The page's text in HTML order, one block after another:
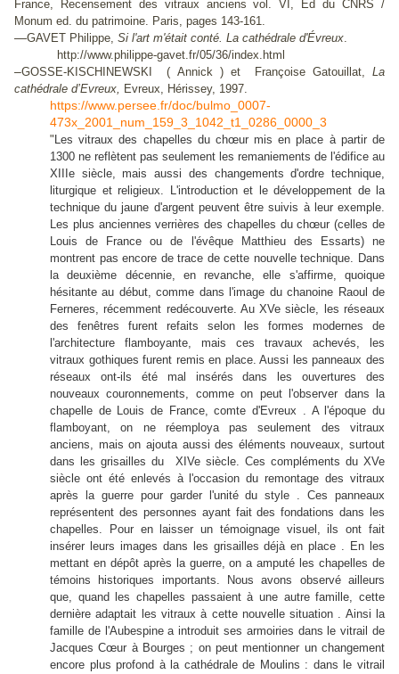
France, Recensement des vitraux anciens vol. VI, Ed du CNRS /
Monum ed. du patrimoine. Paris, pages 143-161.
—GAVET Philippe, Si l'art m'était conté. La cathédrale d'Évreux.
http://www.philippe-gavet.fr/05/36/index.html
–GOSSE-KISCHINEWSKI ( Annick ) et Françoise Gatouillat, La
cathédrale d’Evreux, Evreux, Hérissey, 1997.
https://www.persee.fr/doc/bulmo_0007-
473x_2001_num_159_3_1042_t1_0286_0000_3
" Les vitraux des chapelles du chœur mis en place à partir de
1300 ne reflètent pas seulement les remaniements de l'édifice au
XIIIe siècle, mais aussi des changements d'ordre technique,
liturgique et religieux. L'introduction et le développement de la
technique du jaune d'argent peuvent être suivis à leur exemple.
Les plus anciennes verrières des chapelles du chœur (celles de
Louis de France ou de l'évêque Matthieu des Essarts) ne
montrent pas encore de trace de cette nouvelle technique. Dans
la deuxième décennie, en revanche, elle s'affirme, quoique
hésitante au début, comme dans l'image du chanoine Raoul de
Ferneres, récemment redécouverte. Au XVe siècle, les réseaux
des fenêtres furent refaits selon les formes modernes de
l'architecture flamboyante, mais ces travaux achevés, les
vitraux gothiques furent remis en place. Aussi les panneaux des
réseaux ont-ils été mal insérés dans les ouvertures des
nouveaux couronnements, comme on peut l'observer dans la
chapelle de Louis de France, comte d'Evreux . A l'époque du
flamboyant, on ne réemploya pas seulement des vitraux
anciens, mais on ajouta aussi des éléments nouveaux, surtout
dans les grisailles du XIVe siècle. Ces compléments du XVe
siècle ont été enlevés à l'occasion du remontage des vitraux
après la guerre pour garder l'unité du style . Ces panneaux
représentent des personnes ayant fait des fondations dans les
chapelles. Pour en laisser un témoignage visuel, ils ont fait
insérer leurs images dans les grisailles déjà en place . En les
mettant en dépôt après la guerre, on a amputé les chapelles de
témoins historiques importants. Nous avons observé ailleurs
que, quand les chapelles passaient à une autre famille, cette
dernière adaptait les vitraux à cette nouvelle situation . Ainsi la
famille de l'Aubespine a introduit ses armoiries dans le vitrail de
Jacques Cœur à Bourges ; on peut mentionner un changement
encore plus profond à la cathédrale de Moulins : dans le vitrail